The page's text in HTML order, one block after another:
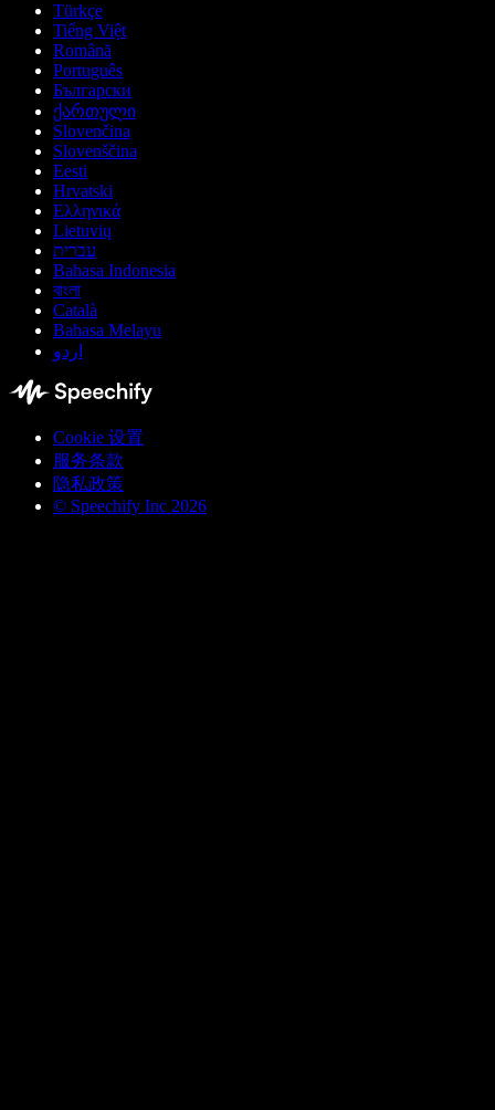
Türkçe
Tiếng Việt
Română
Português
Български
ქართული
Slovenčina
Slovenščina
Eesti
Hrvatski
Ελληνικά
Lietuvių
עברית
Bahasa Indonesia
বাংলা
Català
Bahasa Melayu
اردو
Cookie 设置
服务条款
隐私政策
© Speechify Inc 2026